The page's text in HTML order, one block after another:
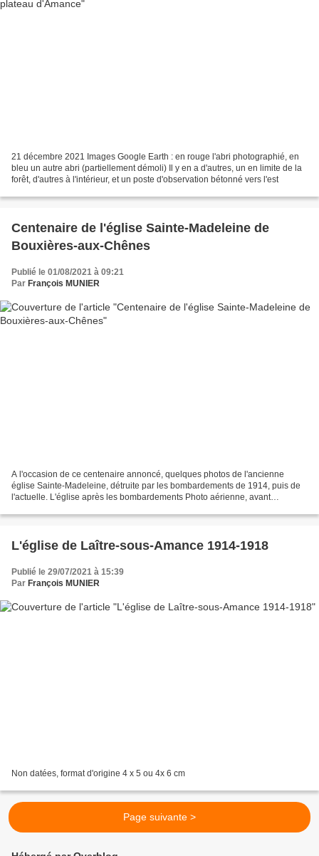
21 décembre 2021 Images Google Earth : en rouge l'abri photographié, en
bleu un autre abri (partiellement démoli) Il y en a d'autres, un en limite de la
forêt, d'autres à l'intérieur, et un poste d'observation bétonné vers l'est
Centenaire de l'église Sainte-Madeleine de
Bouxières-aux-Chênes
Publié le 01/08/2021 à 09:21
Par François MUNIER
A l'occasion de ce centenaire annoncé, quelques photos de l'ancienne
église Sainte-Madeleine, détruite par les bombardements de 1914, puis de
l'actuelle. L'église après les bombardements Photo aérienne, avant
L'église de Laître-sous-Amance 1914-1918
Publié le 29/07/2021 à 15:39
Par François MUNIER
Non datées, format d'origine 4 x 5 ou 4x 6 cm
Page suivante >